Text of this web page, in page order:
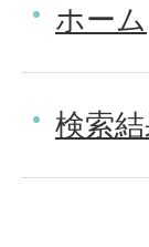
ホーム
検索